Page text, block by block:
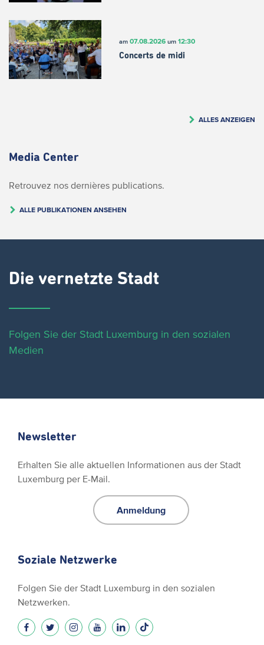
am 07.08.2026um 12:30
Concerts de midi
ALLES ANZEIGEN
Media Center
Retrouvez nos dernières publications.
ALLE PUBLIKATIONEN ANSEHEN
Die vernetzte Stadt
Folgen Sie der Stadt Luxemburg in den sozialen
Medien
Newsletter
Erhalten Sie alle aktuellen Informationen aus der Stadt
Luxemburg per E-Mail.
Anmeldung
Soziale Netzwerke
Folgen Sie der Stadt Luxemburg in den sozialen
Netzwerken.